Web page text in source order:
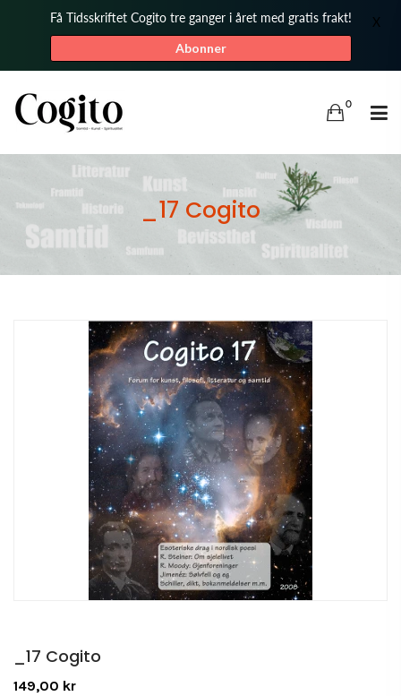
Få Tidsskriftet Cogito tre ganger i året med gratis frakt!
Abonner
X
0
_17 Cogito
_17 Cogito
149,00 kr